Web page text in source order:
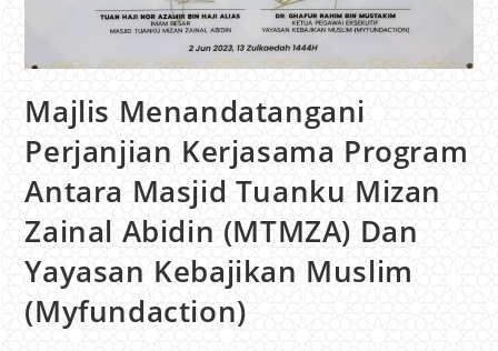
Majlis Menandatangani
Perjanjian Kerjasama Program
Antara Masjid Tuanku Mizan
Zainal Abidin (MTMZA) Dan
Yayasan Kebajikan Muslim
(Myfundaction)